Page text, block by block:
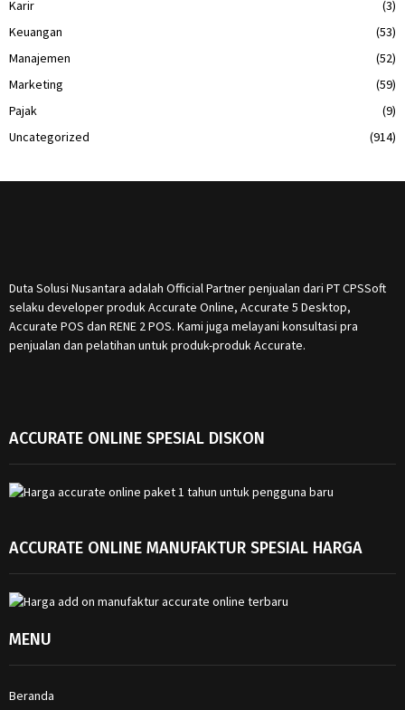
Karir
(3)
Keuangan
(53)
Manajemen
(52)
Marketing
(59)
Pajak
(9)
Uncategorized
(914)
Duta Solusi Nusantara adalah Official Partner penjualan dari PT CPSSoft
selaku developer produk Accurate Online, Accurate 5 Desktop,
Accurate POS dan RENE 2 POS. Kami juga melayani konsultasi pra
penjualan dan pelatihan untuk produk-produk Accurate.
ACCURATE ONLINE SPESIAL DISKON
ACCURATE ONLINE MANUFAKTUR SPESIAL HARGA
MENU
Beranda